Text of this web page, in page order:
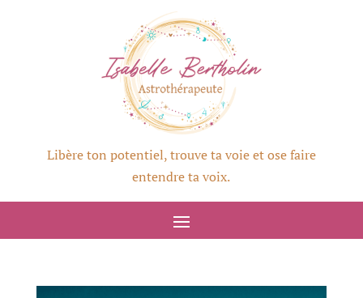
Libère ton potentiel, trouve ta voie et ose faire
entendre ta voix.